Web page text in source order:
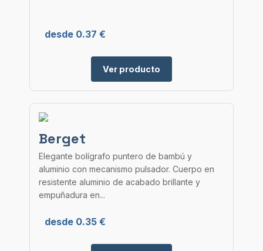
desde 0.37 €
Ver producto
Berget
Elegante bolígrafo puntero de bambú y
aluminio con mecanismo pulsador. Cuerpo en
resistente aluminio de acabado brillante y
empuñadura en...
desde 0.35 €